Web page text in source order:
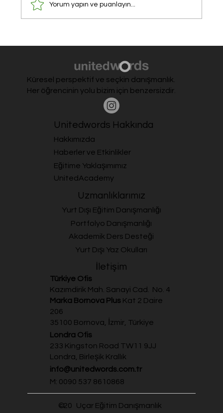
Yorum yapın ve puanlayın...
Küresel perspektif ve seçkin danışmanlık.
Her öğrencinin yolu bizim için benzersizdir.
Yurt Dışı Eğitim Danışmanlığı
Portfolyo Danışmanlığı
Akademik Ders Desteği
Yurt Dışı Yaz Okulları
Uzmanlıklarımız
Unitedwords Hakkında
Hakkımızda
Eğitime Yaklaşımımız
Haberler ve Etkinlikler
UnitedAcademy
Türkiye Ofis
Kazımdirik Mah. Sanayi Cad. No. 4
Marka Bornova Plus Kat 2 Daire
206
35100 Bornova, İzmir, Türkiye
Londra Ofis
233 Kingston Road TW11 9JJ
Londra, Birleşik Krallık
info@unitedwords.com.tr
M: 0090 537 8610868
İletişim
©20
Uçar Eğitim Danışmanlık